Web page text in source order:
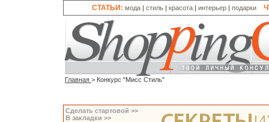
СТАТЬИ: мода | стиль | красота | интерьер | подарки
Главная > Конкурс "Мисс Стиль"
Сделать стартовой >>
В закладки >>